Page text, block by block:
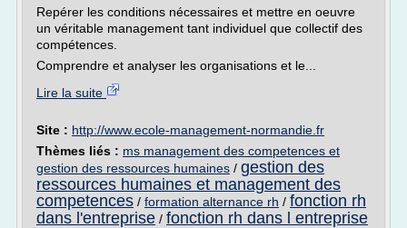
Repérer les conditions nécessaires et mettre en oeuvre
un véritable management tant individuel que collectif des
compétences.
Comprendre et analyser les organisations et le...
Lire la suite
Site : http://www.ecole-management-normandie.fr
Thèmes liés : ms management des competences et
gestion des ressources humaines / gestion des
ressources humaines et management des
competences / formation alternance rh / fonction rh
dans l'entreprise / fonction rh dans l entreprise